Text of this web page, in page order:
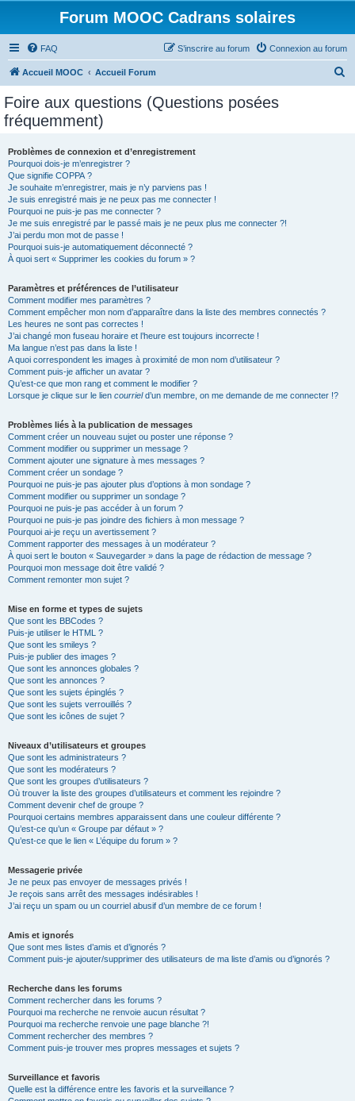
Forum MOOC Cadrans solaires
FAQ Connexion au forum
S’inscrire au forum
Accueil MOOC Accueil Forum
Foire aux questions (Questions posées
fréquemment)
Problèmes de connexion et d’enregistrement
Pourquoi dois-je m’enregistrer ?
Que signifie COPPA ?
Je souhaite m’enregistrer, mais je n’y parviens pas !
Je suis enregistré mais je ne peux pas me connecter !
Pourquoi ne puis-je pas me connecter ?
Je me suis enregistré par le passé mais je ne peux plus me connecter ?!
J’ai perdu mon mot de passe !
Pourquoi suis-je automatiquement déconnecté ?
À quoi sert « Supprimer les cookies du forum » ?
Paramètres et préférences de l’utilisateur
Comment modifier mes paramètres ?
Comment empêcher mon nom d’apparaître dans la liste des membres connectés ?
Les heures ne sont pas correctes !
J’ai changé mon fuseau horaire et l’heure est toujours incorrecte !
Ma langue n’est pas dans la liste !
A quoi correspondent les images à proximité de mon nom d’utilisateur ?
Comment puis-je afficher un avatar ?
Qu’est-ce que mon rang et comment le modifier ?
Lorsque je clique sur le lien courrield’un membre, on me demande de me connecter !?
Problèmes liés à la publication de messages
Comment créer un nouveau sujet ou poster une réponse ?
Comment modifier ou supprimer un message ?
Comment ajouter une signature à mes messages ?
Comment créer un sondage ?
Pourquoi ne puis-je pas ajouter plus d’options à mon sondage ?
Comment modifier ou supprimer un sondage ?
Pourquoi ne puis-je pas accéder à un forum ?
Pourquoi ne puis-je pas joindre des fichiers à mon message ?
Pourquoi ai-je reçu un avertissement ?
Comment rapporter des messages à un modérateur ?
À quoi sert le bouton « Sauvegarder » dans la page de rédaction de message ?
Pourquoi mon message doit être validé ?
Comment remonter mon sujet ?
Mise en forme et types de sujets
Que sont les BBCodes ?
Puis-je utiliser le HTML ?
Que sont les smileys ?
Puis-je publier des images ?
Que sont les annonces globales ?
Que sont les annonces ?
Que sont les sujets épinglés ?
Que sont les sujets verrouillés ?
Que sont les icônes de sujet ?
Niveaux d’utilisateurs et groupes
Que sont les administrateurs ?
Que sont les modérateurs ?
Que sont les groupes d’utilisateurs ?
Où trouver la liste des groupes d’utilisateurs et comment les rejoindre ?
Comment devenir chef de groupe ?
Pourquoi certains membres apparaissent dans une couleur différente ?
Qu’est-ce qu’un « Groupe par défaut » ?
Qu’est-ce que le lien « L’équipe du forum » ?
Messagerie privée
Je ne peux pas envoyer de messages privés !
Je reçois sans arrêt des messages indésirables !
J’ai reçu un spam ou un courriel abusif d’un membre de ce forum !
Amis et ignorés
Que sont mes listes d’amis et d’ignorés ?
Comment puis-je ajouter/supprimer des utilisateurs de ma liste d’amis ou d’ignorés ?
Recherche dans les forums
Comment rechercher dans les forums ?
Pourquoi ma recherche ne renvoie aucun résultat ?
Pourquoi ma recherche renvoie une page blanche ?!
Comment rechercher des membres ?
Comment puis-je trouver mes propres messages et sujets ?
Surveillance et favoris
Quelle est la différence entre les favoris et la surveillance ?